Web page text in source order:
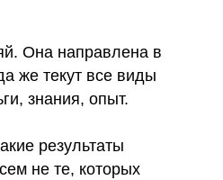
Она направлена в
же текут все виды
знания, опыт.
результаты
не те, которых